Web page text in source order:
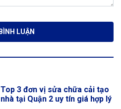
Top 3 đơn vị sửa chữa cải tạo
nhà tại Quận 2 uy tín giá hợp lý